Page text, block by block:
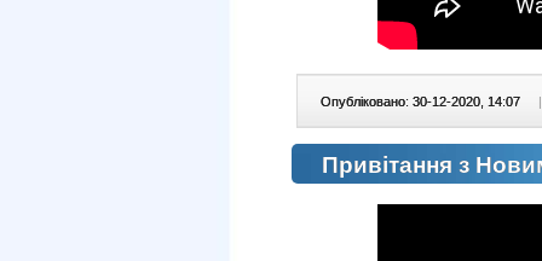
Опубліковано: 30-12-2020, 14:07 |
Привітання з